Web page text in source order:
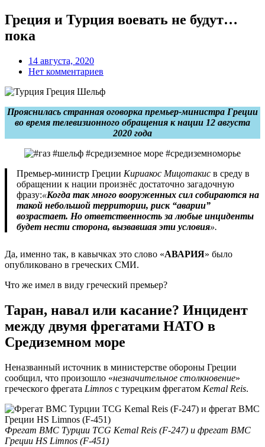
Греция и Турция воевать не будут…
пока
14 августа, 2020
Нет комментариев
Прояснилась странная оговорка премьер-министра Греции
во время телевизионного обращения к нации 12 августа
2020 года
Премьер-министр Греции Кириакос Мицотакис в среду в
обращении к нации произнёс достаточно загадочную
фразу:«Когда так много вооруженных сил собираются на
такой небольшой территории, риск “аварии”
возрастает. Но ответственность за любые инциденты
будет нести сторона, вызвавшая эти условия».
Да, именно так, в кавычках это слово «АВАРИЯ» было
опубликовано в греческих СМИ.
Что же имел в виду греческий премьер?
Таран, навал или касание? Инцидент
между двумя фрегатами НАТО в
Средиземном море
Неназванный источник в министерстве обороны Греции
сообщил, что произошло «незначительное столкновение»
греческого фрегата Limnos с турецким фрегатом Kemal Reis.
Фрегат ВМС Турции TCG Kemal Reis (F-247) и фрегат ВМС
Греции HS Limnos (F-451)